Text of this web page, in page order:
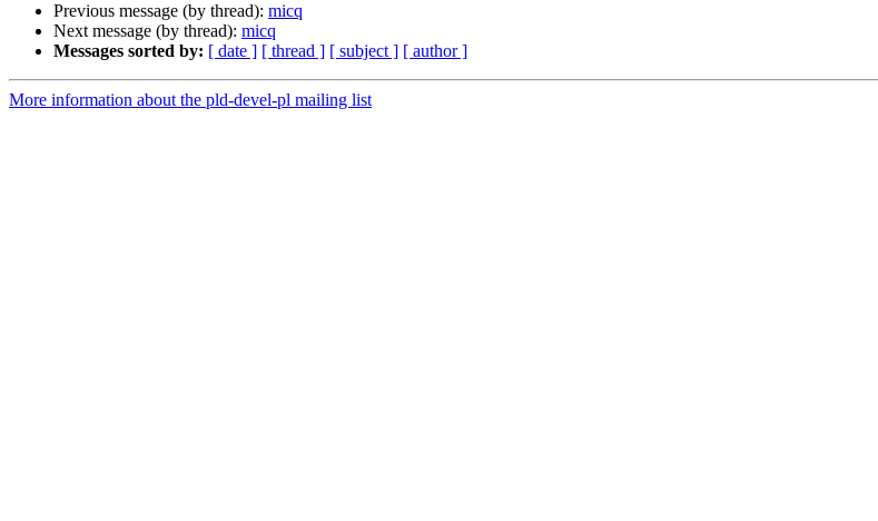
Previous message (by thread): micq
Next message (by thread): micq
Messages sorted by: [ date ] [ thread ] [ subject ] [ author ]
More information about the pld-devel-pl mailing list